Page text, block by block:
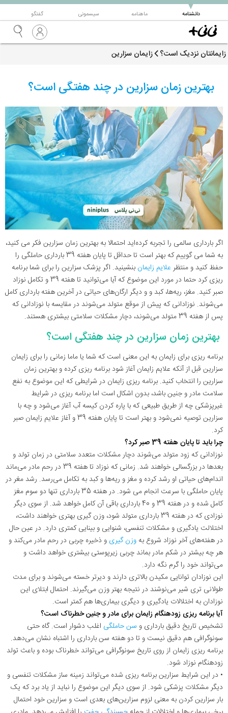
دانشنامه
▼ ماهنامه سیسمونی گفتگو
زایمانتان نزدیک است؟ زایمان سزارین
بهترین زمان سزارین در چند هفتگی است؟
اگر بارداری سالمی را تجربه کرده‌اید احتمالا به بهترین زمان سزارین فکر می کنید،
به شما می گوییم که بهتر است تا حداقل تا پایان هفته 39 بارداری حاملگی را
حفظ کنید و منتظر علایم زایمان بنشینید. اگر پزشک سزارین را برای شما برنامه
ریزی کرد حتما در مورد این موضوع که آیا می‌توانید تا هفته 39 و تکامل نوزاد
صبر کنید. مغز، ریه‌ها، کبد و و دیگر ارگان‌های حیاتی در آخرین هفته بارداری کامل
می‌شوند. نوزادانی که پیش از موقع متولد می‌شوند در مقایسه با نوزادانی که
پس از هفته 39 متولد می‌شوند، دچار مشکلات سلامتی بیشتری هستند.
بهترین زمان سزارین در چند هفتگی است؟
برنامه ریزی برای زایمان به این معنی است که شما یا ماما زمانی را برای زایمان
سزارین قبل از آنکه علایم زایمان آغاز شود برنامه ریزی کرده و بهترین زمان
سزارین را انتخاب کنید. برنامه ریزی زایمان در شرایطی که این موضوع به نفع
سلامت مادر و جنین باشد، بدون اشکال است اما برنامه ریزی در شرایط
غیرپزشکی چه از طریق طبیعی که با پاره کردن کیسه آب آغاز می‌شود و چه با
سزارین توصیه نمی‌شود و بهتر است تا پایان هفته 39 و آغاز علایم زایمان صبر
کرد.
چرا باید تا پایان هفته 39 صبر کرد؟
نوزادانی که زود متولد می‌شوند دچار مشکلات متعدد سلامتی در زمان تولد و
بعدها در بزرگسالی خواهند شد. زمانی که نوزاد تا هفته 39 در رحم مادر می‌ماند
اندام‌های حیاتی او رشد کرده و مغز و ریه‌ها و کبد به تکامل می‌رسد. رشد مغر در
پایان حاملگی با سرعت انجام می شود. در هفته 35 بارداری تنها دو سوم مغز
کامل شده و در هفته 39 و 40 بارداری باقی آن کامل خواهد شد. از سوی دیگر
نوزادی که در هفته 39 بارداری متولد شود، وزن گیری بهتری خواهند داشت،
اختلالت یادگیری و مشکلات تنفسی، شنوایی و بینایی کمتری دارد. در عین حال
در هفته‌های آخر نوزاد شروع به وزن گیری و ذخیره چربی در رحم مادر می‌کند و
هر چه بیشتر در شکم مادر بماند چربی زیرپوستی بیشتری خواهد داشت و
می‌تواند خود را گرم نگه دارد.
این نوزادان توانایی مکیدن بالاتری دارند و دیرتر خسته می‌شوند و برای مدت
طولانی تری شیر می‌نوشند در نتیجه بهتر وزن می‌گیرند. احتمال ابتلای این
نوزادان به اختلالات یادگیری و دیگری بیماری‌ها هم کمتر است.
آیا برنامه ریزی زودهنگام زایمان برای مادر و جنین خطرناک است؟
تشخیص تاریخ دقیق بارداری و سن حاملگی اغلب دشوار است. گاه حتی
سونوگرافی هم دقیق نیست و تا دو هفته سن بارداری را اشتباه نشان می‌دهد.
برنامه ریزی زایمان از روی تاریخ سونوگرافی می‌تواند خطرناک بوده و باعث تولد
زودهنگام نوزاد شود.
• در این شرایط سزارین برنامه ریزی شده می‌تواند زمینه ساز مشکلات تنفسی و
دیگر مشکلات پزشکی شود. از سوی دیگر این موضوع را نباید از یاد برد که یک
بار سزارین کردن به معنی لزوم سزارین‌های بعدی است و سزارین خود احتمال